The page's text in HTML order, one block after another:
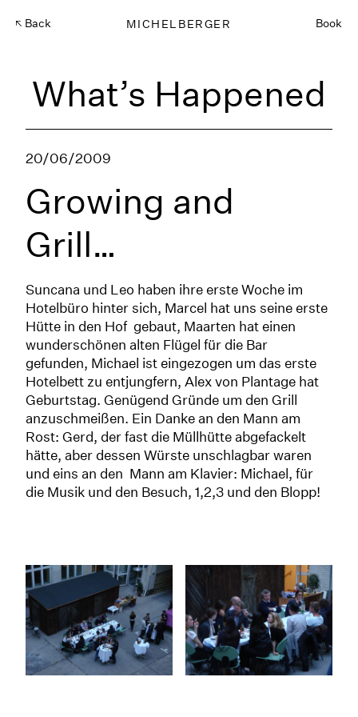
Back MICHELBERGER Book
What’s Happened
20/06/2009
Growing and
Grill…
Suncana und Leo haben ihre erste Woche im
Hotelbüro hinter sich, Marcel hat uns seine erste
Hütte in den Hof gebaut, Maarten hat einen
wunderschönen alten Flügel für die Bar
gefunden, Michael ist eingezogen um das erste
Hotelbett zu entjungfern, Alex von Plantage hat
Geburtstag. Genügend Gründe um den Grill
anzuschmeißen. Ein Danke an den Mann am
Rost: Gerd, der fast die Müllhütte abgefackelt
hätte, aber dessen Würste unschlagbar waren
und eins an den Mann am Klavier: Michael, für
die Musik und den Besuch, 1,2,3 und den Blopp!